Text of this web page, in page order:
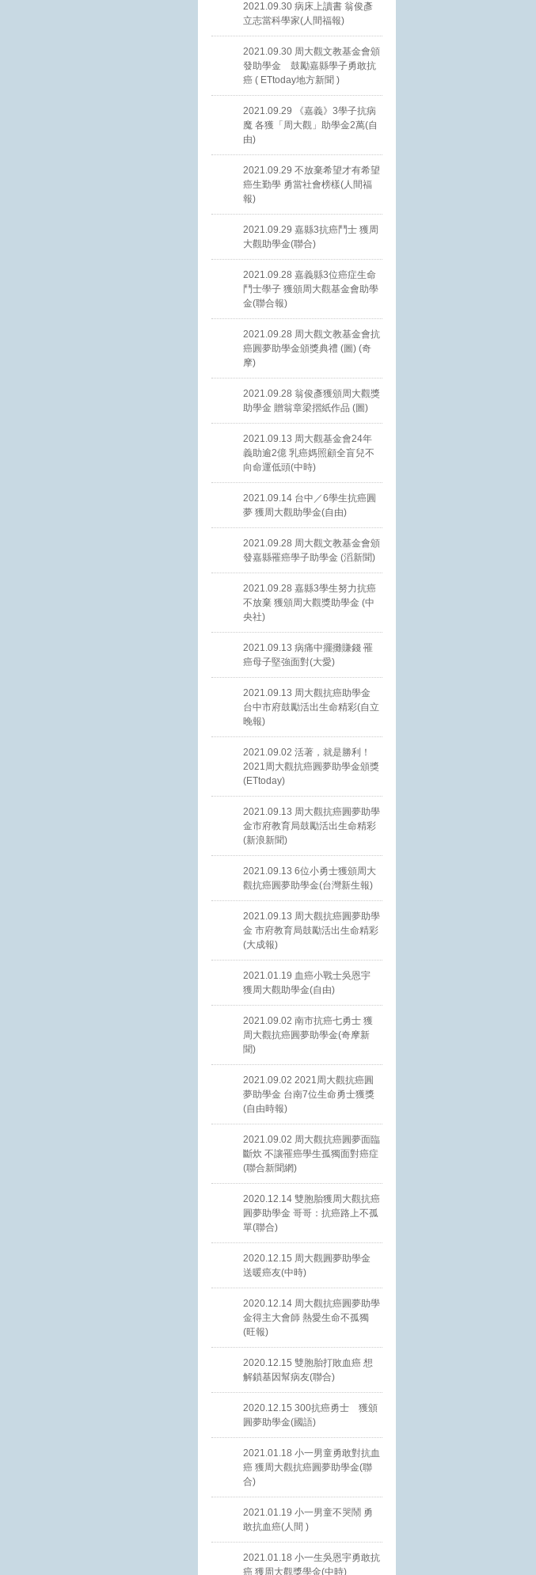
2021.09.30 病床上讀書 翁俊彥
立志當科學家(人間福報)
2021.09.30 周大觀文教基金會頒
發助學金 鼓勵嘉縣學子勇敢抗
癌 ( ETtoday地方新聞 )
2021.09.29 《嘉義》3學子抗病
魔 各獲「周大觀」助學金2萬(自
由)
2021.09.29 不放棄希望才有希望
癌生勤學 勇當社會榜樣(人間福
報)
2021.09.29 嘉縣3抗癌鬥士 獲周
大觀助學金(聯合)
2021.09.28 嘉義縣3位癌症生命
鬥士學子 獲頒周大觀基金會助學
金(聯合報)
2021.09.28 周大觀文教基金會抗
癌圓夢助學金頒獎典禮 (圖) (奇
摩)
2021.09.28 翁俊彥獲頒周大觀獎
助學金 贈翁章梁摺紙作品 (圖)
2021.09.13 周大觀基金會24年
義助逾2億 乳癌媽照顧全盲兒不
向命運低頭(中時)
2021.09.14 台中／6學生抗癌圓
夢 獲周大觀助學金(自由)
2021.09.28 周大觀文教基金會頒
發嘉縣罹癌學子助學金 (滔新聞)
2021.09.28 嘉縣3學生努力抗癌
不放棄 獲頒周大觀獎助學金 (中
央社)
2021.09.13 病痛中擺攤賺錢 罹
癌母子堅強面對(大愛)
2021.09.13 周大觀抗癌助學金
台中市府鼓勵活出生命精彩(自立
晚報)
2021.09.02 活著，就是勝利！
2021周大觀抗癌圓夢助學金頒獎
(ETtoday)
2021.09.13 周大觀抗癌圓夢助學
金市府教育局鼓勵活出生命精彩
(新浪新聞)
2021.09.13 6位小勇士獲頒周大
觀抗癌圓夢助學金(台灣新生報)
2021.09.13 周大觀抗癌圓夢助學
金 市府教育局鼓勵活出生命精彩
(大成報)
2021.01.19 血癌小戰士吳恩宇
獲周大觀助學金(自由)
2021.09.02 南市抗癌七勇士 獲
周大觀抗癌圓夢助學金(奇摩新
聞)
2021.09.02 2021周大觀抗癌圓
夢助學金 台南7位生命勇士獲獎
(自由時報)
2021.09.02 周大觀抗癌圓夢面臨
斷炊 不讓罹癌學生孤獨面對癌症
(聯合新聞網)
2020.12.14 雙胞胎獲周大觀抗癌
圓夢助學金 哥哥：抗癌路上不孤
單(聯合)
2020.12.15 周大觀圓夢助學金
送暖癌友(中時)
2020.12.14 周大觀抗癌圓夢助學
金得主大會師 熱愛生命不孤獨
(旺報)
2020.12.15 雙胞胎打敗血癌 想
解鎖基因幫病友(聯合)
2020.12.15 300抗癌勇士 獲頒
圓夢助學金(國語)
2021.01.18 小一男童勇敢對抗血
癌 獲周大觀抗癌圓夢助學金(聯
合)
2021.01.19 小一男童不哭鬧 勇
敢抗血癌(人間 )
2021.01.18 小一生吳恩宇勇敢抗
癌 獲周大觀獎學金(中時)